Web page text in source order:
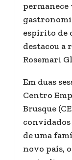
permanece
espírito de
destacou a
Rosemari
Em duas
Centro
Brusque
de uma
novo país,